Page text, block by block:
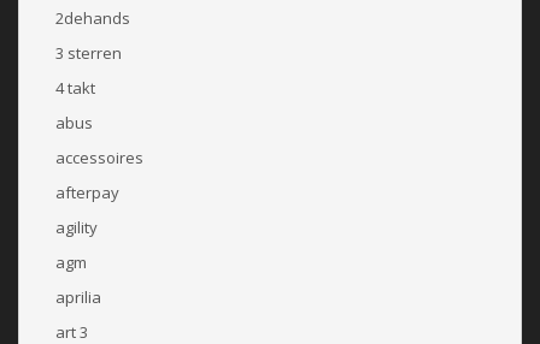
2dehands
3 sterren
4 takt
abus
accessoires
afterpay
agility
agm
aprilia
art 3